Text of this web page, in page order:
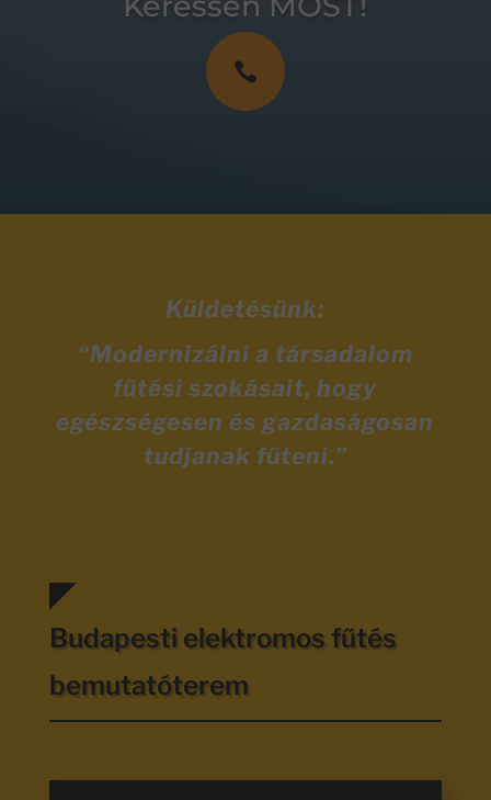

Küldetésünk:
“Modernizálni a társadalom
fűtési szokásait, hogy
egészségesen és gazdaságosan
tudjanak fűteni.”
Budapesti elektromos fűtés
bemutatóterem